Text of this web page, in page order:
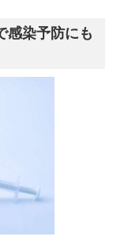
感染予防にも